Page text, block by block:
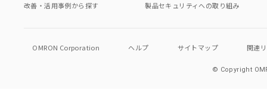
改善・活用事例から探す
製品セキュリティへの取り組み
OMRON Corporation ヘルプ サイトマップ 関連
© Copyright